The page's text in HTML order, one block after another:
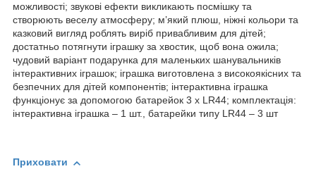
можливості; звукові ефекти викликають посмішку та
створюють веселу атмосферу; м’який плюш, ніжні кольори та
казковий вигляд роблять виріб привабливим для дітей;
достатньо потягнути іграшку за хвостик, щоб вона ожила;
чудовий варіант подарунка для маленьких шанувальників
інтерактивних іграшок; іграшка виготовлена з високоякісних та
безпечних для дітей компонентів; інтерактивна іграшка
функціонує за допомогою батарейок 3 х LR44; комплектація:
інтерактивна іграшка – 1 шт., батарейки типу LR44 – 3 шт
Приховати